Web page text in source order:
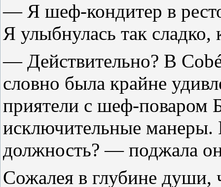
— Я шеф-кондитер в
Я улыбнулась так сладко,
— Действительно? В
словно была крайне
приятели с шеф-поваром
исключительные манеры.
должность? — поджала
Сожалея в глубине души,